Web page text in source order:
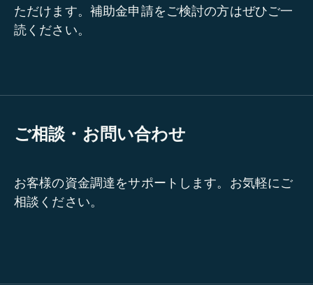
ただけます。補助金申請をご検討の方はぜひご一
読ください。
ご相談・お問い合わせ
お客様の資金調達をサポートします。お気軽にご
相談ください。